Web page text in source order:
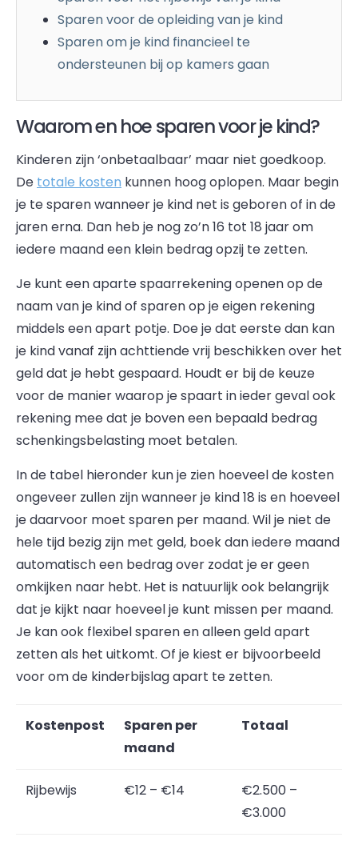
Sparen voor de opleiding van je kind
Sparen om je kind financieel te
ondersteunen bij op kamers gaan
Waarom en hoe sparen voor je kind?
Kinderen zijn ‘onbetaalbaar’ maar niet goedkoop.
De totale kosten kunnen hoog oplopen. Maar begin
je te sparen wanneer je kind net is geboren of in de
jaren erna. Dan heb je nog zo’n 16 tot 18 jaar om
iedere maand een klein bedrag opzij te zetten.
Je kunt een aparte spaarrekening openen op de
naam van je kind of sparen op je eigen rekening
middels een apart potje. Doe je dat eerste dan kan
je kind vanaf zijn achttiende vrij beschikken over het
geld dat je hebt gespaard. Houdt er bij de keuze
voor de manier waarop je spaart in ieder geval ook
rekening mee dat je boven een bepaald bedrag
schenkingsbelasting moet betalen.
In de tabel hieronder kun je zien hoeveel de kosten
ongeveer zullen zijn wanneer je kind 18 is en hoeveel
je daarvoor moet sparen per maand. Wil je niet de
hele tijd bezig zijn met geld, boek dan iedere maand
automatisch een bedrag over zodat je er geen
omkijken naar hebt. Het is natuurlijk ook belangrijk
dat je kijkt naar hoeveel je kunt missen per maand.
Je kan ook flexibel sparen en alleen geld apart
zetten als het uitkomt. Of je kiest er bijvoorbeeld
voor om de kinderbijslag apart te zetten.
Kostenpost
Sparen per
maand
Totaal
Rijbewijs €12 – €14
€2.500 –
€3.000